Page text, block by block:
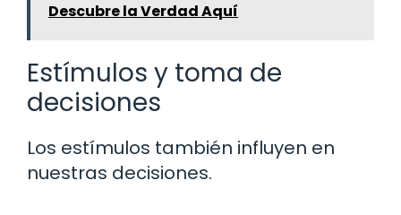
Descubre la Verdad Aquí
Estímulos y toma de
decisiones
Los estímulos también influyen en
nuestras decisiones.